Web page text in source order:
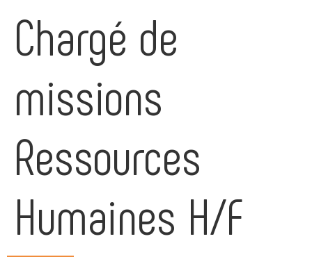
Chargé de
missions
Ressources
Humaines H/F